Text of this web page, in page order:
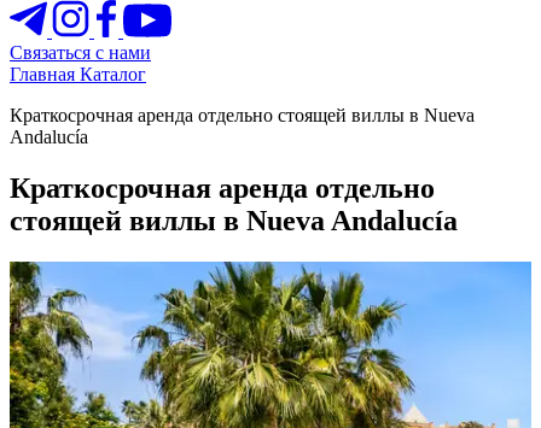
Связаться с нами
Главная Каталог
Краткосрочная аренда отдельно стоящей виллы в Nueva
Andalucía
Краткосрочная аренда отдельно
стоящей виллы в Nueva Andalucía